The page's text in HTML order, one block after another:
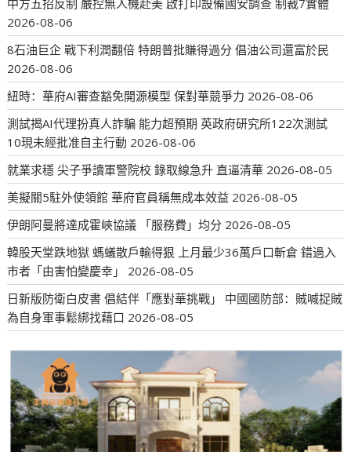
中方五招反制 嚴控無人機赴美 啟打印設備國安調查 制裁7實體
2026-08-06
8石油巨企 戰下利潤翻倍 特朗普批賺得過分 倡油公司還富於民
2026-08-06
紐時：華府AI審查豁免開源模型 保對華競爭力 2026-08-06
測試揭AI代理扮真人詐騙 能力超預期 英政府研究所122次測試
10現未經批准自主行動 2026-08-06
就業求穩 尖子爭讀軍警院校 錄取線急升 直逼清華 2026-08-05
美擬關5駐外使領館 華府官員稱無成本效益 2026-08-05
伊朗阿曼將達成霍峽協議 「服務費」均分 2026-08-05
韓股天堂跌地獄 螞蟻散戶輸得狠 上月最少36萬戶口斬倉 錯過入
市者「由害怕變慶幸」
2026-08-05
日新版防衛白皮書 倡結伴「應對華挑戰」 中國國防部：賊喊捉賊
為自身軍事鬆綁找藉口 2026-08-05